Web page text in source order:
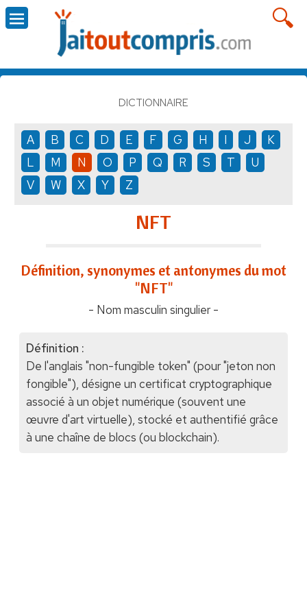
DICTIONNAIRE
A B C D E F G H I J
K
L
M N O P Q R S T
U
V
W X Y Z
NFT
Définition, synonymes et antonymes du mot
"NFT"
- Nom masculin singulier -
Définition :
De l'anglais "non-fungible token" (pour "jeton non
fongible"), désigne un certificat cryptographique
associé à un objet numérique (souvent une
œuvre d'art virtuelle), stocké et authentifié grâce
à une chaîne de blocs (ou blockchain).